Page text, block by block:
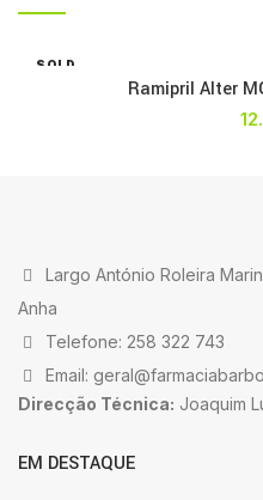
SOLD
Ramipril Alter
Largo António Roleira
Anha
Telefone: 258 322 743
Email:
Direcção Técnica: Joaquim
EM DESTAQUE